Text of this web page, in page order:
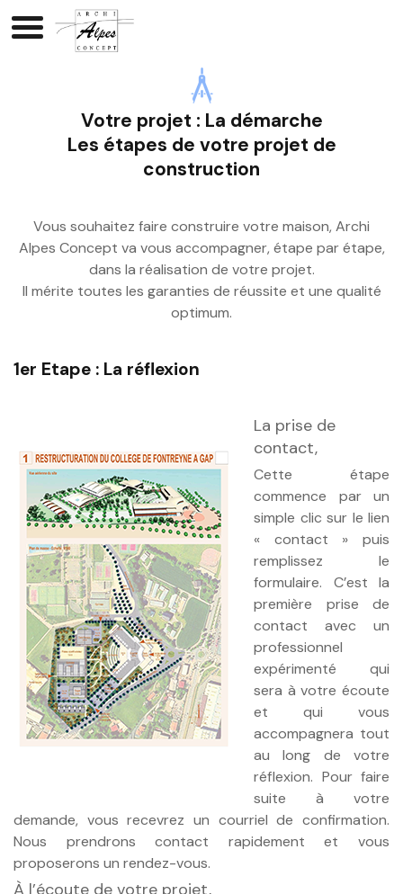
Votre projet : La démarche
Les étapes de votre projet de
construction
Vous souhaitez faire construire votre maison, Archi
Alpes Concept va vous accompagner, étape par étape,
dans la réalisation de votre projet.
Il mérite toutes les garanties de réussite et une qualité
optimum.
1er Etape : La réflexion
La prise de
contact,
Cette étape
commence par un
simple clic sur le lien
« contact » puis
remplissez le
formulaire. C’est la
première prise de
contact avec un
professionnel
expérimenté qui
sera à votre écoute
et qui vous
accompagnera tout
au long de votre
réflexion. Pour faire
suite à votre
demande, vous recevrez un courriel de confirmation.
Nous prendrons contact rapidement et vous
proposerons un rendez-vous.
À l’écoute de votre projet,